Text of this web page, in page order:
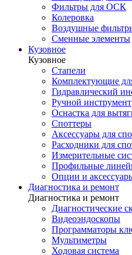
Фильтры для ОСК
Колеровка
Воздушные
Сменные элементы
Кузовное
Кузовное
Стапели
Комплектующие
Гидравлический
Ручной инструмент
Оснастка для
Споттеры
Аксессуары для
Расходники для
Измерительные
Профильные
Опции и
Диагностика и ремонт
Диагностика и ремонт
Диагностические
Видеоэндоскопы
Программаторы
Мультиметры
Ходовая система